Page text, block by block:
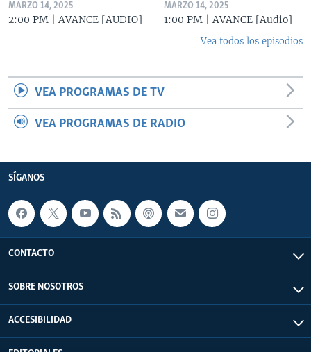
MARZO 14, 2025
2:00 PM | AVANCE [AUDIO]
MARZO 14, 2025
1:00 PM | AVANCE [Audio]
Vea todos los episodios
VEA PROGRAMAS DE TV
VEA PROGRAMAS DE RADIO
SÍGANOS
CONTACTO
SOBRE NOSOTROS
ACCESIBILIDAD